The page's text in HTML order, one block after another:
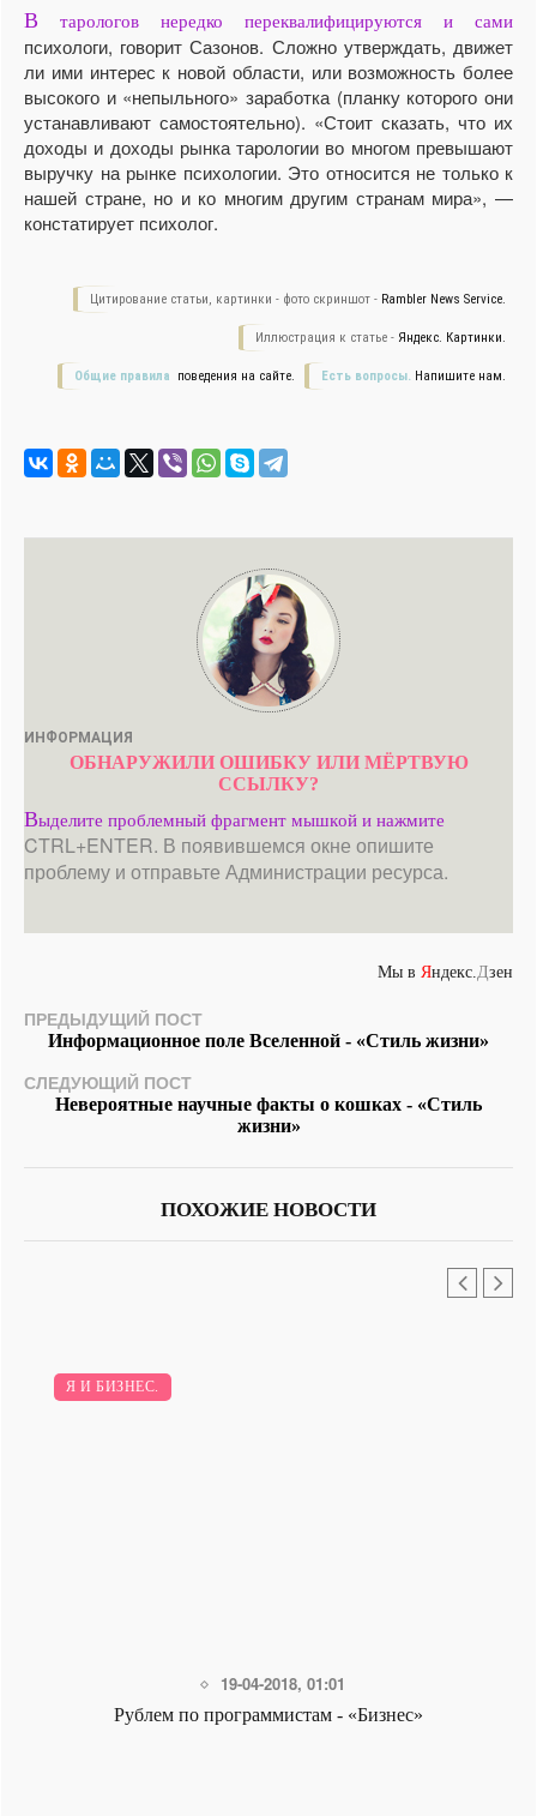
В тарологов нередко переквалифицируются и сами
психологи, говорит Сазонов. Сложно утверждать, движет
ли ими интерес к новой области, или возможность более
высокого и «непыльного» заработка (планку которого они
устанавливают самостоятельно). «Стоит сказать, что их
доходы и доходы рынка тарологии во многом превышают
выручку на рынке психологии. Это относится не только к
нашей стране, но и ко многим другим странам мира», —
констатирует психолог.
Цитирование статьи, картинки - фото скриншот - Rambler News Service.
Иллюстрация к статье - Яндекс. Картинки.
Есть вопросы. Напишите нам.
Общие правила поведения на сайте.
ИНФОРМАЦИЯ
ОБНАРУЖИЛИ ОШИБКУ ИЛИ МЁРТВУЮ
ССЫЛКУ?
Выделите проблемный фрагмент мышкой и нажмите
CTRL+ENTER. В появившемся окне опишите
проблему и отправьте Администрации ресурса.
Мы в Яндекс. Дзен
ПРЕДЫДУЩИЙ ПОСТ
Информационное поле Вселенной - «Стиль жизни»
СЛЕДУЮЩИЙ ПОСТ
Невероятные научные факты о кошках - «Стиль
жизни»
ПОХОЖИЕ НОВОСТИ
Я И БИЗНЕС.
21-09-2024, 21:39
Наем измеряют по умениям - «Бизнес»